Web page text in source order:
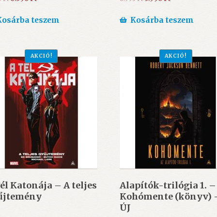
was:
is:
teszem
was:
is:
Kosárba teszem
Katonája – A teljes
AKCIÓ!
Alapítók-trilógia 1. –
Kohómente (könyv)
ÚJ
AKCIÓ!